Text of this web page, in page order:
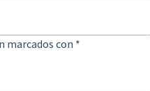
marcados con *